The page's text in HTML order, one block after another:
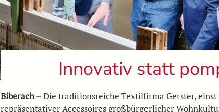
Innovativ statt
Biberach – Die traditionsreiche Textilfirma Gerster,
repräsentativer Accessoires großbürgerlicher